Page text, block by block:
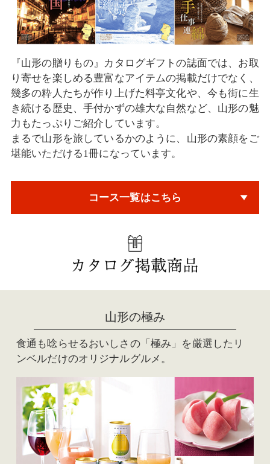
『山形の贈りもの』カタログギフトの誌面では、お取
り寄せを楽しめる豊富なアイテムの掲載だけでなく、
幾多の粋人たちが作り上げた料亭文化や、今も街に生
き続ける歴史、手付かずの雄大な自然など、山形の魅
力もたっぷりご紹介しています。
まるで山形を旅しているかのように、山形の素顔をご
堪能いただける1冊になっています。
コース一覧はこちら
山形の極み
食通も唸らせるおいしさの「極み」を厳選したリ
ンベルだけのオリジナルグルメ。